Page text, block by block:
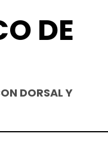
DE
DORSAL Y